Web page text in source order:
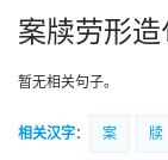
案牍劳形造
暂无相关句子。
相关汉字： 案 牍